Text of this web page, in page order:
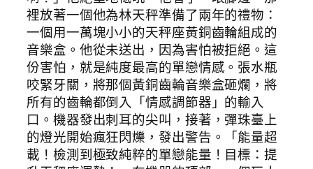
裡放著一個他為林天秤準備了兩年的禮物：
一個用一萬塊小小的天秤座黃銅齒輪組成的
音樂盒。他從未送出，因為害怕被拒絕。這
份害怕，就是純度最高的單戀情感。張水瓶
咬緊牙關，將那個黃銅齒輪音樂盒砸爛，將
所有的齒輪都倒入「情感調節器」的輸入
口。機器發出刺耳的尖叫，接著，彈珠臺上
的燈光開始瘋狂閃爍，發出警告。「能量超
載！檢測到極致純粹的單戀能量！目標：提